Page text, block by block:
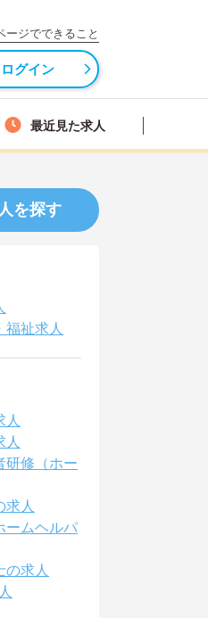
ージでできること
ログイン
最近見た求人
を探す
福祉求人
人
人
研修（ホー
求人
ームヘルパ
の求人